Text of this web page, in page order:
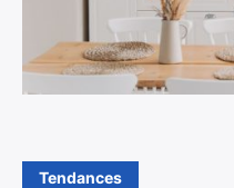
Tendances